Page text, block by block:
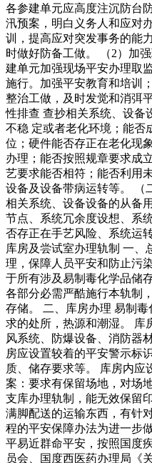
各参建单元应高度注沉防台
汛预案，明白义务人和应对
训，提高应对突发事务的能
时做好防备工做。 （2）加
建单元加强现场平安办理取
施行。加强平安教育和培训
整治工做，及时发觉和消弭
性排查 查抄相关系统、设备
不稳 定或者老化环境；能否
位；硬件能否存正在老化现
办理；能否按照规章要求成
艺要求能否相符；能否利用
设备及设备带病运转等。 （
相关系统、设备设备的从备
节点、系统冗余度设想、系
否存正在手艺风险、系统运
库房及尝试室办理轨制 一、
理，保障人员平安和防止污
于所有涉及易制毒化学品储
各部分必需严酷施行本轨制
存储。 二、库房办理 易制
求的处所，热源和潮湿。 库
风系统、防爆设备、消防器
房应设置较着的平安警示标
质、储存要求等。 库房内应
案：要求有保留场地，对场
支库办理轨制，能无效保留
满脚配送的运输东西，有针
程的平安保障办法为进一步
平易近群命平安，按照国度
员会、国度西医药办理局《